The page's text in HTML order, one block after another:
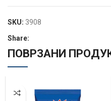
SKU: 3908
Share:
ПОВРЗАНИ